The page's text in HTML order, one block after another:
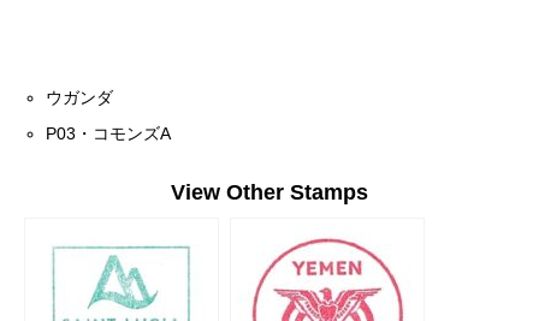
ウガンダ
P03・コモンズA
View Other Stamps